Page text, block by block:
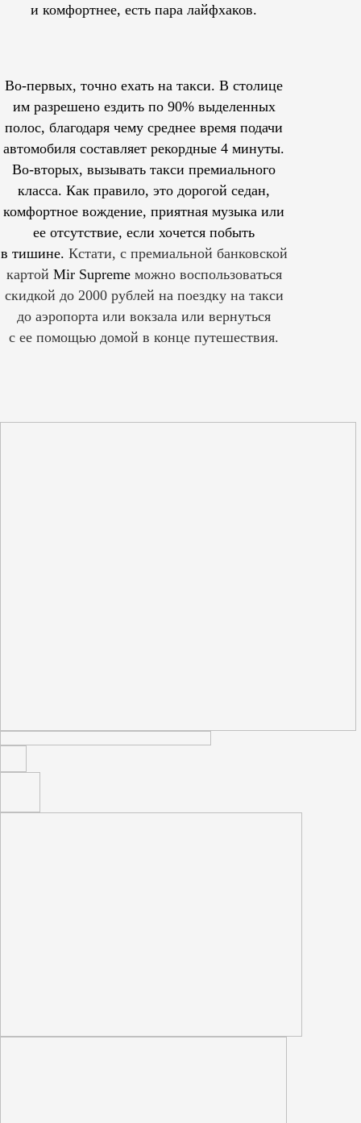
и комфортнее, есть пара лайфхаков.
Во-первых, точно ехать на такси. В столице
им разрешеноездить по 90% выделенных
полос, благодаря чему среднее время подачи
автомобиля составляет рекордные 4 минуты.
Во-вторых, вызывать такси премиального
класса. Как правило, это дорогой седан,
комфортное вождение, приятная музыка или
ее отсутствие, если хочется побыть
в тишине. Кстати, с премиальной банковской
картой Mir Supreme можно воспользоваться
скидкой до 2000 рублей на поездку на такси
до аэропорта или вокзала или вернуться
с ее помощью домой в конце путешествия.